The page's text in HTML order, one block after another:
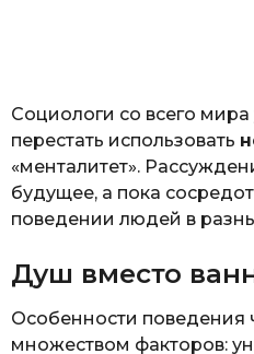
Социологи со всего
перестать использовать
«менталитет».
будущее, а пока
поведении людей в
Душ вместо
Особенности поведения
множеством факторов: